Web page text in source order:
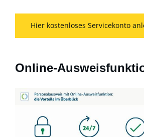
Hier kostenloses Servicekonto
Online-